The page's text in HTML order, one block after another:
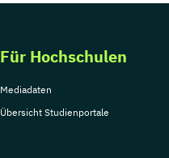
Für Hochschulen
Mediadaten
Übersicht Studienportale